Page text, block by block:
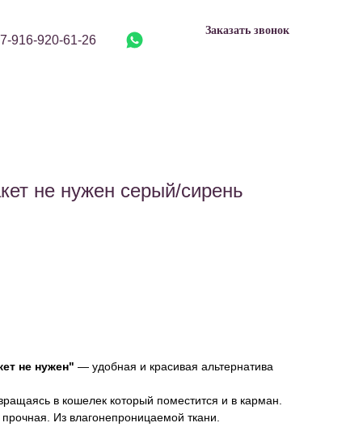
916-920-61-26
Заказать звонок
не нужен серый/сирень
не нужен" — удобная и красивая альтернатива
в кошелек который поместится и в карман.
Из влагонепроницаемой ткани.